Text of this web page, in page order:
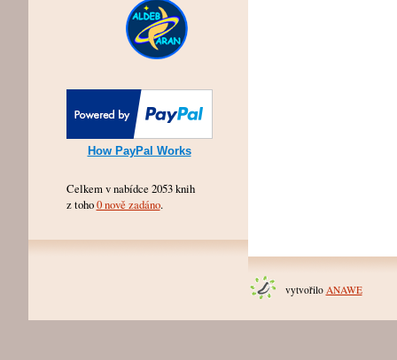
How PayPal Works
Celkem v nabídce 2053 knih
z toho0 nově zadáno.
vytvořilo ANAWE